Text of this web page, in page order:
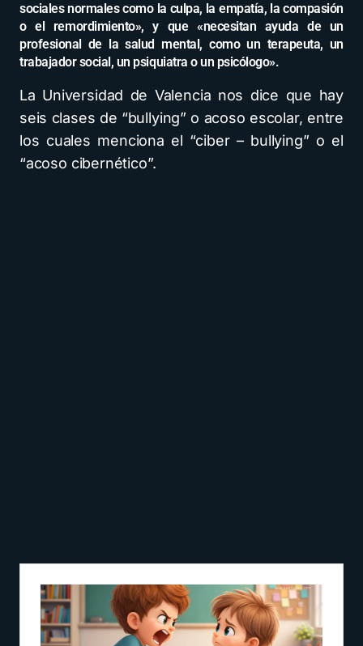
sociales normales como la culpa, la empatía, la compasión
o el remordimiento», y que «necesitan ayuda de un
profesional de la salud mental, como un terapeuta, un
trabajador social, un psiquiatra o un psicólogo».
La Universidad de Valencia nos dice que hay
seis clases de “bullying” o acoso escolar, entre
los cuales menciona el “ciber – bullying” o el
“acoso cibernético”.